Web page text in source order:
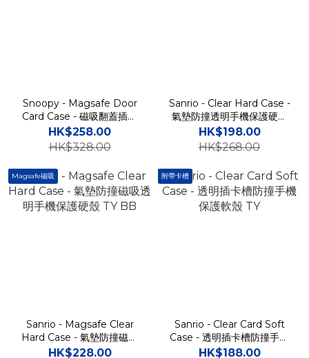
Snoopy - Magsafe Door
Card Case - 磁吸翻蓋插卡
槽防撞手機雙層保護殼 TY
HK$258.00
HK$328.00
Sanrio - Clear Hard Case -
氣墊防撞透明手機保護硬殼
TY
HK$198.00
HK$268.00
Magsafe磁吸
Sanrio - Magsafe Clear
Hard Case - 氣墊防撞磁吸
透明手機保護硬殼 TY BB
HK$228.00
附帶卡槽
Sanrio - Clear Card Soft
Case - 透明插卡槽防撞手機
保護軟殼 TY
HK$188.00